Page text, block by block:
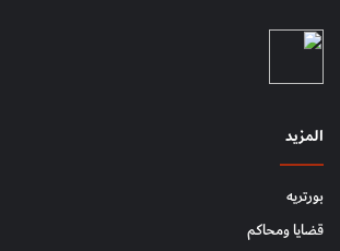
المزيد
بورتريه
قضايا ومحاكم